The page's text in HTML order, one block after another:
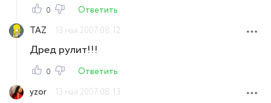
0
Ответить
TAZ
13 мая 2007 08:12
Дред рулит!!!
0
Ответить
yzor
13 мая 2007 08:13